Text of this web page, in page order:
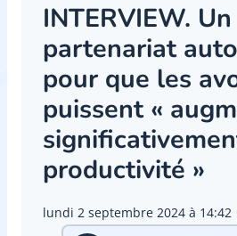
INTERVIEW. Un
partenariat
pour que les
puissent «
productivité »
lundi 2 septembre 2024 à 14:42